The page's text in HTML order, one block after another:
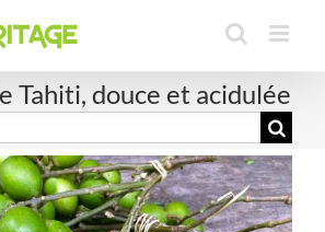
Tahiti, douce et acidulée